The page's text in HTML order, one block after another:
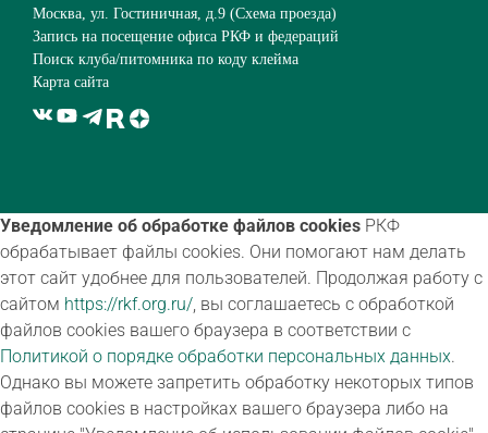
Москва, ул. Гостиничная, д.9 (Схема проезда)
Запись на посещение офиса РКФ и федераций
Поиск клуба/питомника по коду клейма
Карта сайта
Уведомление об обработке файлов cookies РКФ
обрабатывает файлы cookies. Они помогают нам делать
этот сайт удобнее для пользователей. Продолжая работу с
сайтом https://rkf.org.ru/, вы соглашаетесь с обработкой
файлов cookies вашего браузера в соответствии с
Политикой о порядке обработки персональных данных.
Однако вы можете запретить обработку некоторых типов
файлов cookies в настройках вашего браузера либо на